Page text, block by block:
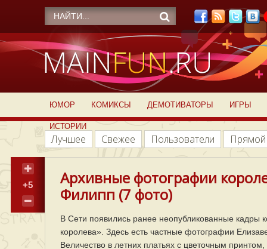
ЮМОР КОМИКСЫ ДЕМОТИВАТОРЫ ИГРЫ
ИСТОРИИ
Лучшее Свежее Пользователи
+5
Архивные фотографии
Филипп (7 фото)
В Сети появились ранее неопубликованные кадры
королева». Здесь есть частные фотографии
Величество в летних платьях с цветочным